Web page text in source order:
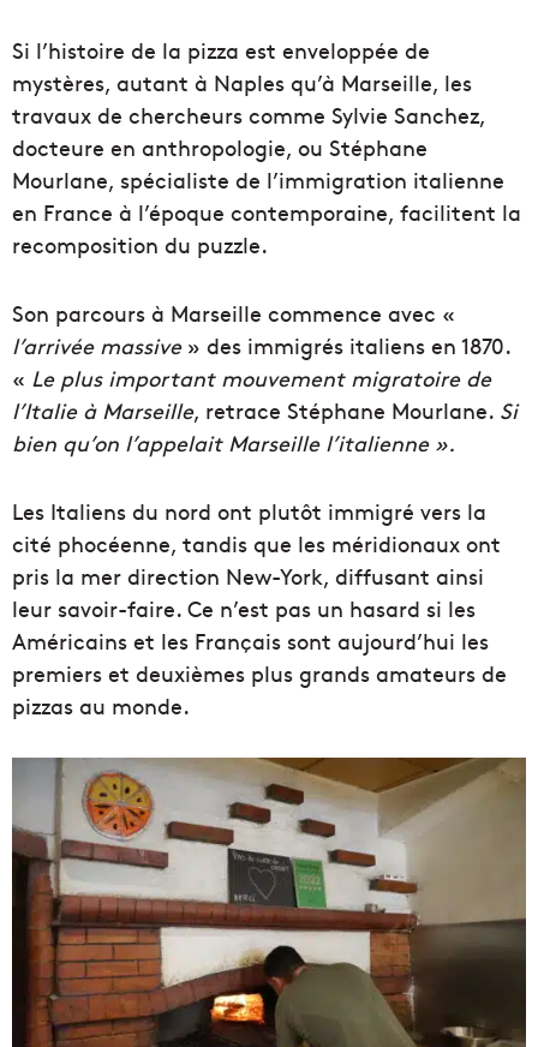
Si l’histoire de la pizza est enveloppée de
mystères, autant à Naples qu’à Marseille, les
travaux de chercheurs comme Sylvie Sanchez,
docteure en anthropologie, ou Stéphane
Mourlane, spécialiste de l’immigration italienne
en France à l’époque contemporaine, facilitent la
recomposition du puzzle.
Son parcours à Marseille commence avec «
l’arrivée massive» des immigrés italiens en 1870.
« Le plus important mouvement migratoire de
l’Italie à Marseille, retrace Stéphane Mourlane. Si
bien qu’on l’appelait Marseille l’italienne ».
Les Italiens du nord ont plutôt immigré vers la
cité phocéenne, tandis que les méridionaux ont
pris la mer direction New-York, diffusant ainsi
leur savoir-faire. Ce n’est pas un hasard si les
Américains et les Français sont aujourd’hui les
premiers et deuxièmes plus grands amateurs de
pizzas au monde.